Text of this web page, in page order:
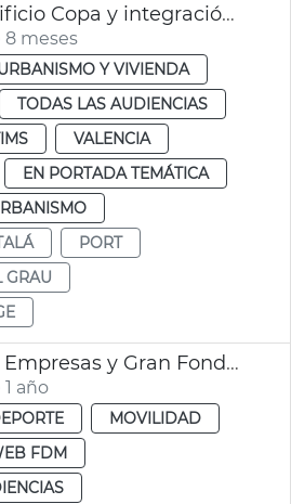
Demolición Edificio Copa y integración paisajística Edificio Reloj
meses
Y VIVIENDA
TODAS LAS AUDIENCIAS
VALENCIA
EN PORTADA TEMÁTICA
PORT
GRAU
Tráfico Carrera Empresas y Gran Fondo Internacional València
año
MOVILIDAD
FDM